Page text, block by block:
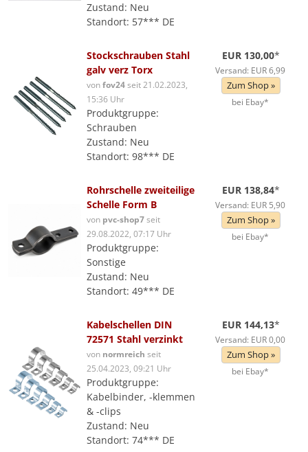
Zustand: Neu
Standort: 57*** DE
Stockschrauben Stahl
galv verz Torx
vonfov24seit 21.02.2023,
15:36 Uhr
Produktgruppe:
Schrauben
Zustand: Neu
Standort: 98*** DE
EUR 130,00*
Versand: EUR 6,99
Zum Shop »
bei Ebay*
Rohrschelle zweiteilige
Schelle Form B
von pvc-shop7seit
29.08.2022, 07:17 Uhr
Produktgruppe:
Sonstige
Zustand: Neu
Standort: 49*** DE
EUR 138,84*
Versand: EUR 5,90
Zum Shop »
bei Ebay*
Kabelschellen DIN
72571 Stahl verzinkt
von normreich seit
25.04.2023, 09:21 Uhr
Produktgruppe:
Kabelbinder, -klemmen
& -clips
Zustand: Neu
Standort: 74*** DE
EUR 144,13*
Versand: EUR 0,00
Zum Shop »
bei Ebay*